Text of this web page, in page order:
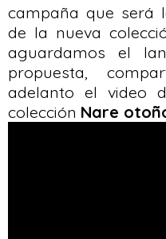
campaña que será
de la nueva
aguardamos el
propuesta,
adelanto el video
colección Nare